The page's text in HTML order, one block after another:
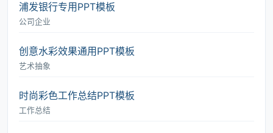
浦发银行专用PPT模板
公司企业
创意水彩效果通用PPT模板
艺术抽象
时尚彩色工作总结PPT模板
工作总结